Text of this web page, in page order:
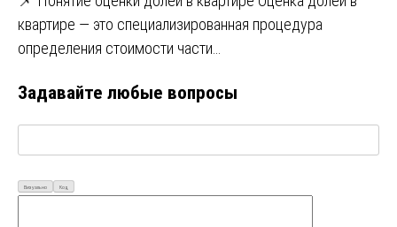
квартире — это специализированная процедура
определения стоимости части…
Задавайте любые вопросы
Визуально Код